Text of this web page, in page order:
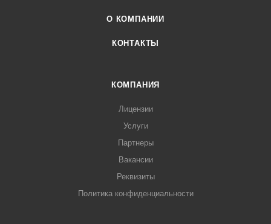
О КОМПАНИИ
КОНТАКТЫ
КОМПАНИЯ
Лицензии
Услуги
Партнеры
Вакансии
Реквизиты
Политика конфиденциальности